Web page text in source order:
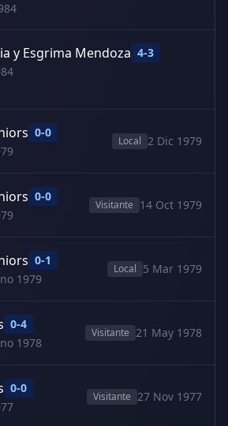
y Esgrima Mendoza 4-3
0-0
Local 2 Dic 1979
0-0
Visitante 14 Oct 1979
0-1
1979
Local 5 Mar 1979
0-4
1978
Visitante 21 May 1978
0-0
Visitante 27 Nov 1977